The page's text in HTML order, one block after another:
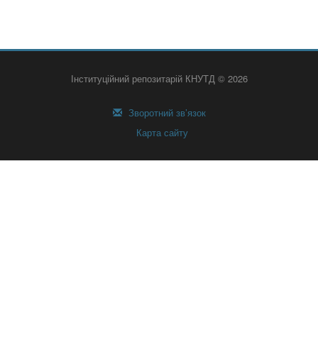
Інституційний репозитарій КНУТД © 2026
Зворотний зв’язок
Карта сайту